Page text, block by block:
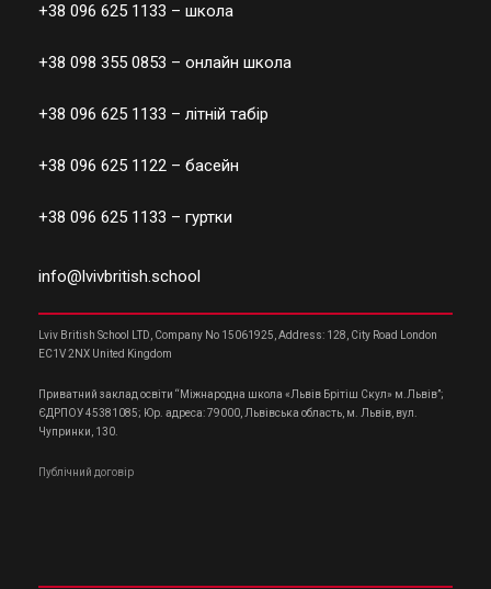
+38 096 625 1133 – школа
+38 098 355 0853 – онлайн школа
+38 096 625 1133 – літній табір
+38 096 625 1122 – басейн
+38 096 625 1133 – гуртки
info@lvivbritish.school
Lviv British School LTD, Company No 15061925, Address: 128, City Road London
EC1V 2NX United Kingdom
Приватний заклад освіти “Міжнародна школа «Львів Брітіш Скул» м.Львів”;
ЄДРПОУ 45381085; Юр. адреса: 79000, Львівська область, м. Львів, вул.
Чупринки, 130.
Публічний договір